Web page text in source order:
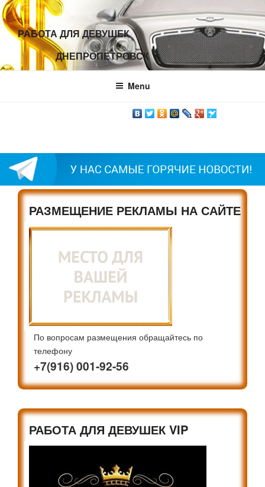
РАБОТА ДЛЯ ДЕВУШЕК
                ДНЕПРОПЕТРОВСК
Menu
РАЗМЕЩЕНИЕ РЕКЛАМЫ НА САЙТЕ
По вопросам размещения обращайтесь по
телефону
+7(916) 001-92-56
РАБОТА ДЛЯ ДЕВУШЕК VIP